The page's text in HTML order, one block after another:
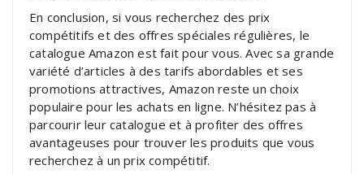
En conclusion, si vous recherchez des prix
compétitifs et des offres spéciales régulières, le
catalogue Amazon est fait pour vous. Avec sa grande
variété d’articles à des tarifs abordables et ses
promotions attractives, Amazon reste un choix
populaire pour les achats en ligne. N’hésitez pas à
parcourir leur catalogue et à profiter des offres
avantageuses pour trouver les produits que vous
recherchez à un prix compétitif.